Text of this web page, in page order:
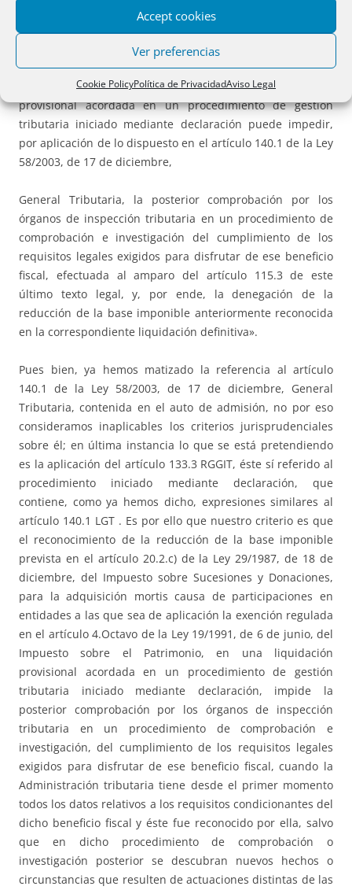
Accept cookies
Ver preferencias
Cookie PolicyPolítica de PrivacidadAviso Legal
diciembre, del Impuesto sobre Sucesiones y Donaciones ,
para la adquisición mortis causa de participaciones en
entidades a las que sea de aplicación la exención regulada
en el artículo 4.Octavo de la Ley 19/1991, de 6 de junio, del
Impuesto sobre el Patrimonio, en una liquidación
provisional acordada en un procedimiento de gestión
tributaria iniciado mediante declaración puede impedir,
por aplicación de lo dispuesto en el artículo 140.1 de la Ley
58/2003, de 17 de diciembre,
General Tributaria, la posterior comprobación por los
órganos de inspección tributaria en un procedimiento de
comprobación e investigación del cumplimiento de los
requisitos legales exigidos para disfrutar de ese beneficio
fiscal, efectuada al amparo del artículo 115.3 de este
último texto legal, y, por ende, la denegación de la
reducción de la base imponible anteriormente reconocida
en la correspondiente liquidación definitiva».
Pues bien, ya hemos matizado la referencia al artículo
140.1 de la Ley 58/2003, de 17 de diciembre, General
Tributaria, contenida en el auto de admisión, no por eso
consideramos inaplicables los criterios jurisprudenciales
sobre él; en última instancia lo que se está pretendiendo
es la aplicación del artículo 133.3 RGGIT, éste sí referido al
procedimiento iniciado mediante declaración, que
contiene, como ya hemos dicho, expresiones similares al
artículo 140.1 LGT . Es por ello que nuestro criterio es que
el reconocimiento de la reducción de la base imponible
prevista en el artículo 20.2.c) de la Ley 29/1987, de 18 de
diciembre, del Impuesto sobre Sucesiones y Donaciones,
para la adquisición mortis causa de participaciones en
entidades a las que sea de aplicación la exención regulada
en el artículo 4.Octavo de la Ley 19/1991, de 6 de junio, del
Impuesto sobre el Patrimonio, en una liquidación
provisional acordada en un procedimiento de gestión
tributaria iniciado mediante declaración, impide la
posterior comprobación por los órganos de inspección
tributaria en un procedimiento de comprobación e
investigación, del cumplimiento de los requisitos legales
exigidos para disfrutar de ese beneficio fiscal, cuando la
Administración tributaria tiene desde el primer momento
todos los datos relativos a los requisitos condicionantes del
dicho beneficio fiscal y éste fue reconocido por ella, salvo
que en dicho procedimiento de comprobación o
investigación posterior se descubran nuevos hechos o
circunstancias que resulten de actuaciones distintas de las